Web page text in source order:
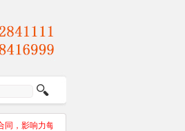
，影响力每份合同都有合同编号及公章。请业